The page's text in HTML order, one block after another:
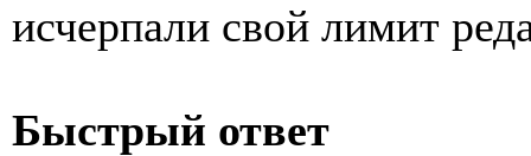
исчерпали свой лимит
Быстрый ответ